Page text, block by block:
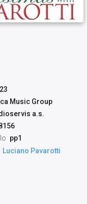
Music Group
a.s.
pp1
Luciano Pavarotti